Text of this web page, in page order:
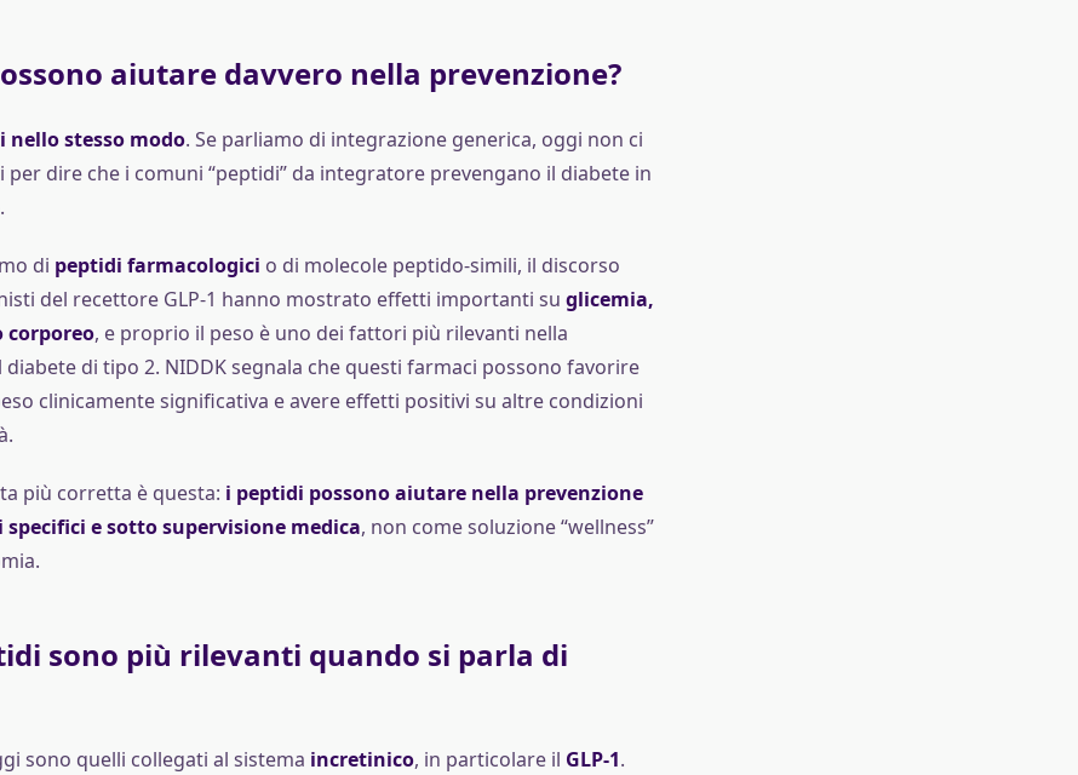
aiutare davvero nella prevenzione?
stesso modo. Se parliamo di integrazione generica, oggi non ci
dire che i comuni “peptidi” da integratore prevengano il diabete in
di peptidi farmacologici o di molecole peptido-simili, il discorso
del recettore GLP-1 hanno mostrato effetti importanti su glicemia,
corporeo, e proprio il peso è uno dei fattori più rilevanti nella
diabete di tipo 2. NIDDK segnala che questi farmaci possono favorire
clinicamente significativa e avere effetti positivi su altre condizioni
più corretta è questa: i peptidi possono aiutare nella prevenzione
e sotto supervisione medica, non come soluzione “wellness”
sono più rilevanti quando si parla di
sono quelli collegati al sistema incretinico, in particolare il GLP-1.